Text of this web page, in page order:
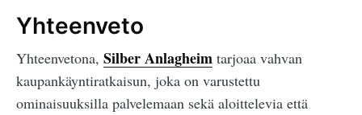
Yhteenveto
Yhteenvetona, Silber Anlagheim tarjoaa vahvan
kaupankäyntiratkaisun, joka on varustettu
ominaisuuksilla palvelemaan sekä aloittelevia että